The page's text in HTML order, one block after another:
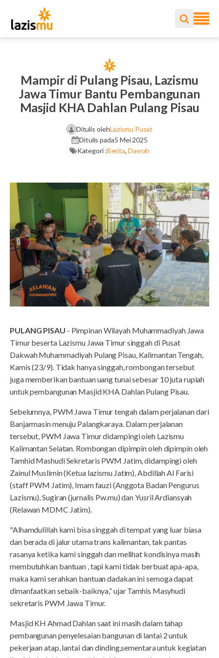
Mampir di Pulang Pisau, Lazismu
Jawa Timur Bantu Pembangunan
Masjid KHA Dahlan Pulang Pisau
Ditulis olehLazismu Pusat
Ditulis pada5 Mei 2025
Kategori :Berita, Daerah
PULANG PISAU - Pimpinan Wilayah Muhammadiyah Jawa
Timur beserta Lazismu Jawa Timur singgah di Pusat
Dakwah Muhammadiyah Pulang Pisau, Kalimantan Tengah,
Kamis (23/9). Tidak hanya singgah, rombongan tersebut
juga memberikan bantuan uang tunai sebesar 10 juta rupiah
untuk pembangunan Masjid KHA Dahlan Pulang Pisau.
Sebelumnya, PWM Jawa Timur tengah dalam perjalanan dari
Banjarmasin menuju Palangkaraya. Dalam perjalanan
tersebut, PWM Jawa Timur didampingi oleh Lazismu
Kalimantan Selatan. Rombongan dipimpin oleh dipimpin oleh
Tamhid Mashudi Sekretaris PWM Jatim, didampingi oleh
Zainul Muslimin (Ketua lazismu Jatim), Abdillah Al Farisi
(staff PWM Jatim), Imam fauzi (Anggota Badan Pengurus
Lazismu), Sugiran (jurnalis Pw.mu) dan Yusril Ardiansyah
(Relawan MDMC Jatim).
"Alhamdulillah kami bisa singgah di tempat yang luar biasa
dan berada di jalur utama trans kalimantan, tak pantas
rasanya ketika kami singgah dan melihat kondisinya masih
membutuhkan bantuan , tapi kami tidak berbuat apa-apa,
maka kami serahkan bantuan dadakan ini semoga dapat
dimanfaatkan sebaik-baiknya,” ujar Tamhis Masyhudi
sekretaris PWM Jawa Timur.
Masjid KH Ahmad Dahlan saat ini masih dalam tahap
pembangunan penyelesaian bangunan di lantai 2 untuk
pekerjaan atap, lantai dan dinding,sementara untuk kegiatan